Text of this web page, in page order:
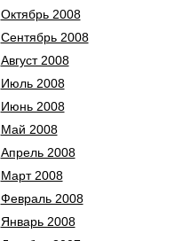
Октябрь 2008
Сентябрь 2008
Август 2008
Июль 2008
Июнь 2008
Май 2008
Апрель 2008
Март 2008
Февраль 2008
Январь 2008